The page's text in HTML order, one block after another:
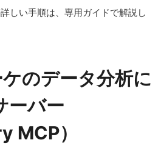
しい手順は、専用ガイドで解説し
のデータ分析に
ーバー
MCP）